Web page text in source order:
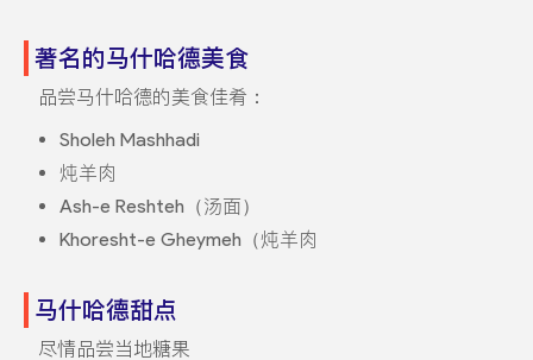
著名的马什哈德美食
品尝马什哈德的美食佳肴：
Sholeh Mashhadi
炖羊肉
Ash-e Reshteh（汤面）
Khoresht-e Gheymeh（炖羊肉
马什哈德甜点
尽情品尝当地糖果